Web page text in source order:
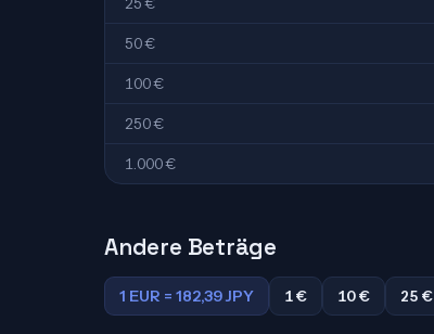
50 €
100 €
250 €
1.000 €
Andere Beträge
1 EUR = 182,39 JPY 1 € 10 € 25 €